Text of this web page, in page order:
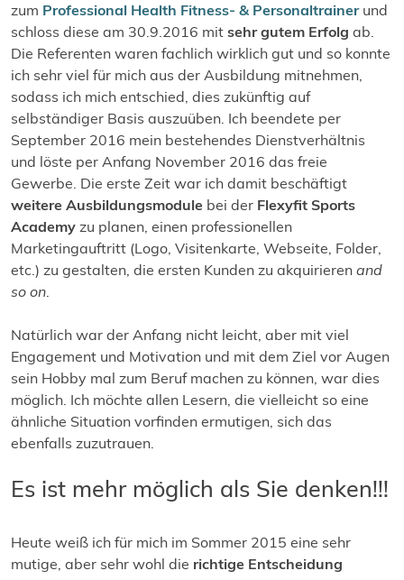
zum Professional Health Fitness- & Personaltrainerund
schloss diese am 30.9.2016 mit sehr gutem Erfolg ab.
Die Referenten waren fachlich wirklich gut und so konnte
ich sehr viel für mich aus der Ausbildung mitnehmen,
sodass ich mich entschied, dies zukünftig auf
selbständiger Basis auszuüben. Ich beendete per
September 2016 mein bestehendes Dienstverhältnis
und löste per Anfang November 2016 das freie
Gewerbe. Die erste Zeit war ich damit beschäftigt
weitere Ausbildungsmodule bei der Flexyfit Sports
Academy zu planen, einen professionellen
Marketingauftritt (Logo, Visitenkarte, Webseite, Folder,
etc.) zu gestalten, die ersten Kunden zu akquirieren and
so on.
Natürlich war der Anfang nicht leicht, aber mit viel
Engagement und Motivation und mit dem Ziel vor Augen
sein Hobby mal zum Beruf machen zu können, war dies
möglich. Ich möchte allen Lesern, die vielleicht so eine
ähnliche Situation vorfinden ermutigen, sich das
ebenfalls zuzutrauen.
Es ist mehr möglich als Sie denken!!!
Heute weiß ich für mich im Sommer 2015 eine sehr
mutige, aber sehr wohl die richtige Entscheidung